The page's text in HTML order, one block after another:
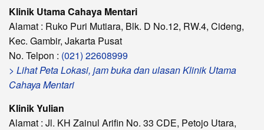
Klinik Utama Cahaya Mentari
Alamat : Ruko Puri Mutiara, Blk. D No.12, RW.4, Cideng,
Kec. Gambir, Jakarta Pusat
No. Telpon : (021) 22608999
> Lihat Peta Lokasi, jam buka dan ulasan Klinik Utama
Cahaya Mentari
Klinik Yulian
Alamat : Jl. KH Zainul Arifin No. 33 CDE, Petojo Utara,